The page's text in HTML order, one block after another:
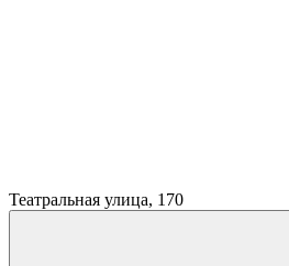
Театральная улица, 170